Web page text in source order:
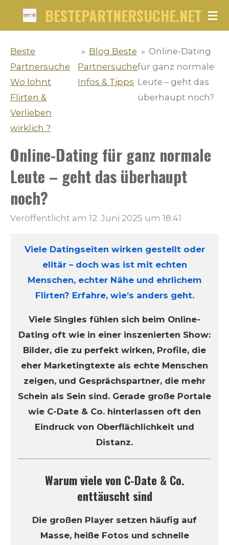
BESTEPARTNERSUCHE.NET
Beste
Partnersuche
Wo lohnt
Flirten &
Verlieben
wirklich ?
» Blog Beste
Partnersuche
Infos & Tipps
» Online-Dating
für ganz normale
Leute – geht das
überhaupt noch?
Online-Dating für ganz normale
Leute – geht das überhaupt
noch?
Veröffentlicht am 12. Juni 2025 um 18:41
Viele Datingseiten wirken gestellt oder
elitär – doch was ist mit echten
Menschen, echter Nähe und ehrlichem
Flirten? Erfahre, wie’s anders geht.
Viele Singles fühlen sich beim Online-
Dating oft wie in einer inszenierten Show:
Bilder, die zu perfekt wirken, Profile, die
eher Marketingtexte als echte Menschen
zeigen, und Gesprächspartner, die mehr
Schein als Sein sind. Gerade große Portale
wie C-Date & Co. hinterlassen oft den
Eindruck von Oberflächlichkeit und
Distanz.
Warum viele von C-Date & Co.
enttäuscht sind
Die großen Player setzen häufig auf
Masse, heiße Fotos und schnelle